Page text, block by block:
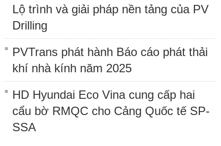
Lộ trình và giải pháp nền tảng của PV
Drilling
PVTrans phát hành Báo cáo phát thải
khí nhà kính năm 2025
HD Hyundai Eco Vina cung cấp hai
cẩu bờ RMQC cho Cảng Quốc tế SP-
SSA